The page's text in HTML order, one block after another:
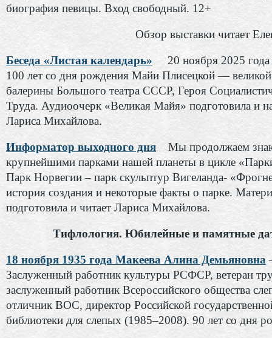
биография певицы. Вход свободный. 12+
Обзор выставки читает
Беседа «Листая календарь» 20 ноября 2025 года
100 лет со дня рождения Майи Плисецкой —
балерины Большого театра СССР, Героя
Труда. Аудиоочерк «Великая Майя» подготовила и
Лариса Михайлова.
Информатор выходного дня
Мы продолжаем
крупнейшими парками нашей планеты в цикле
Парк Норвегии – парк скульптур Вигеланда-
история создания и некоторые факты о парке.
подготовила и читает Лариса Михайлова.
Тифлология. Юбилейные и памятные
18 ноября 1935 года Макеева Алина Демьяновна
Заслуженный работник культуры РСФСР, ветеран
заслуженный работник Всероссийского общества
отличник ВОС, директор Российской
библиотеки для слепых (1985–2008). 90 лет со дня